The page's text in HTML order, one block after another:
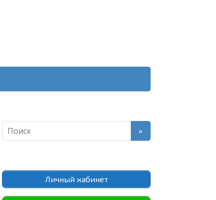
Личный кабинет